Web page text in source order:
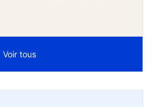
Voir tous